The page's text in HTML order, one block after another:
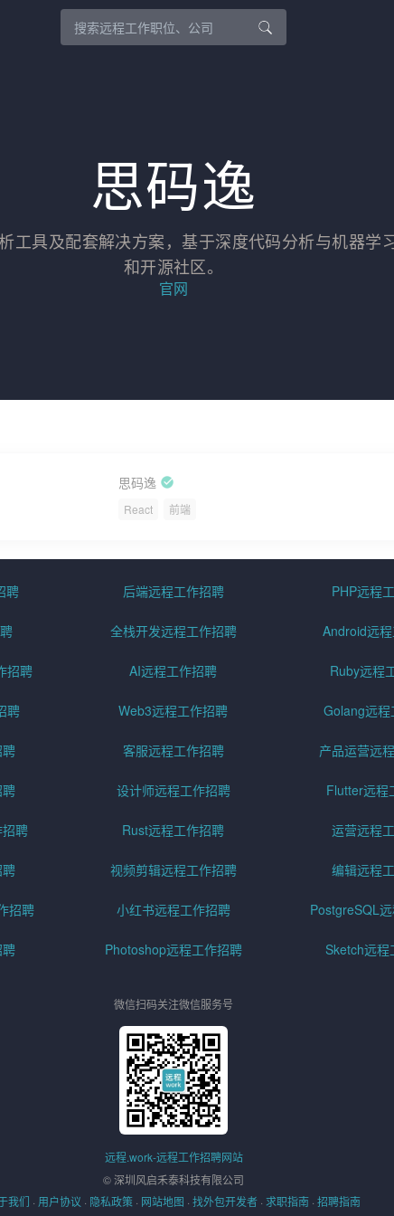
思码逸
工具及配套解决方案，基于深度代码分析与机器学
和开源社区。
官网
思码逸
React 前端
聘 后端远程工作招聘 PHP远程
全栈开发远程工作招聘 Android远
招聘 AI远程工作招聘 Ruby远程
聘 Web3远程工作招聘 Golang远
客服远程工作招聘 产品运营远
设计师远程工作招聘 Flutter远程
聘 Rust远程工作招聘 运营远程
视频剪辑远程工作招聘 编辑远程
招聘 小红书远程工作招聘 PostgreSQL
Photoshop远程工作招聘 Sketch远程
微信扫码关注微信服务号
远程.work-远程工作招聘网站
© 深圳风启禾泰科技有限公司
我们 · 用户协议 · 隐私政策 · 网站地图 · 找外包开发者 · 求职指南 · 招聘指南